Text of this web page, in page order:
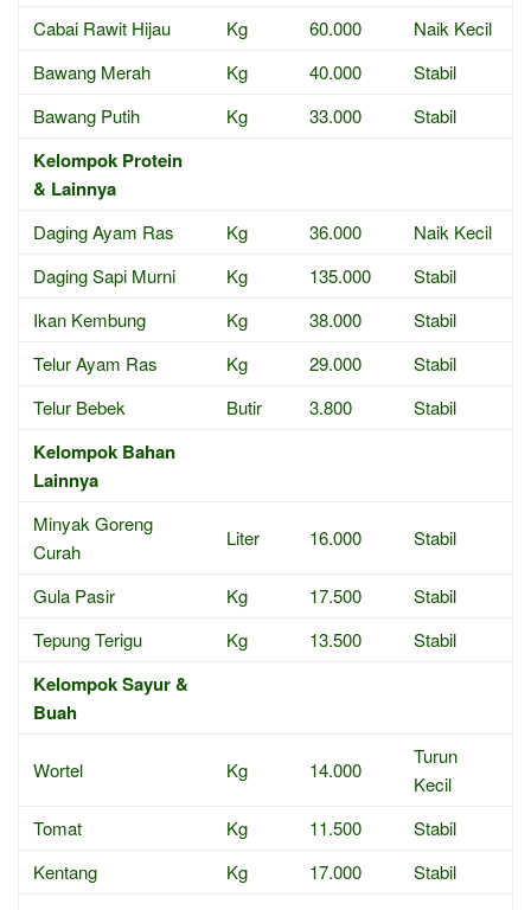
Cabai Rawit Hijau Kg 60.000
Naik Kecil
Bawang Merah
Kg 40.000
Stabil
Bawang Putih
Kg 33.000 Stabil
Kelompok Protein
& Lainnya
Daging Ayam Ras Kg 36.000
Naik Kecil
Daging Sapi Murni
Kg 135.000
Stabil
Ikan Kembung
Kg 38.000
Stabil
Telur Ayam Ras
Kg 29.000
Stabil
Telur Bebek
Butir 3.800 Stabil
Kelompok Bahan
Lainnya
Minyak Goreng
Curah
Liter 16.000 Stabil
Gula Pasir Kg 17.500
Stabil
Tepung Terigu
Kg 13.500 Stabil
Kelompok Sayur &
Buah
Wortel Kg 14.000
Turun
Kecil
Tomat
Kg 11.500
Stabil
Kentang
Kg 17.000
Stabil